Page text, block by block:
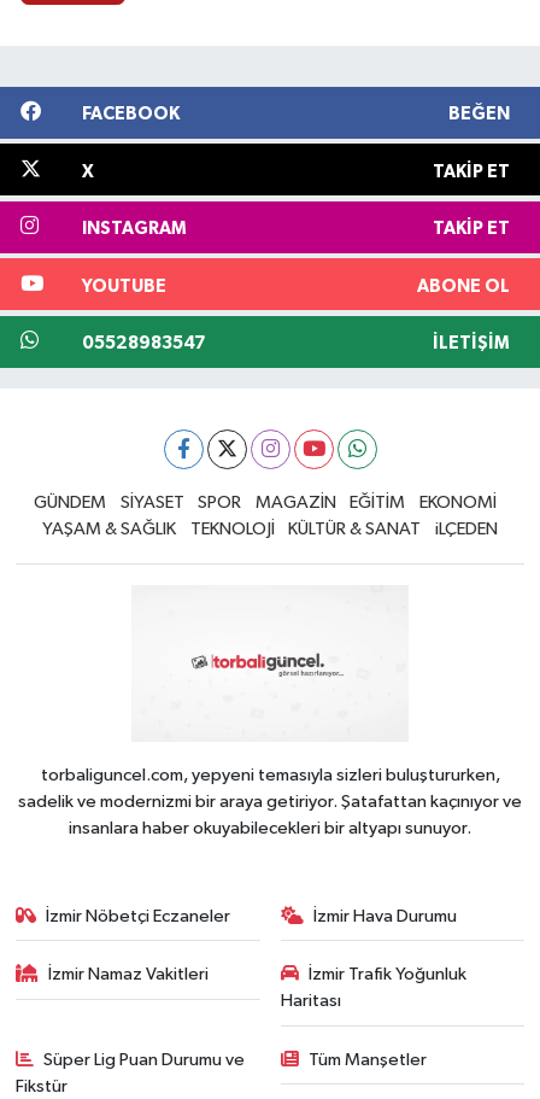
FACEBOOK BEĞEN
X TAKIP ET
INSTAGRAM TAKIP ET
YOUTUBE ABONE OL
05528983547 İLETIŞIM
GÜNDEM SİYASET SPOR MAGAZİN EĞİTİM
EKONOMİ
YAŞAM & SAĞLIK
TEKNOLOJİ KÜLTÜR & SANAT iLÇEDEN
torbaliguncel.com, yepyeni temasıyla sizleri buluştururken,
sadelik ve modernizmi bir araya getiriyor. Şatafattan kaçınıyor ve
insanlara haber okuyabilecekleri bir altyapı sunuyor.
İzmir Nöbetçi Eczaneler İzmir Hava Durumu
İzmir Namaz Vakitleri
İzmir Trafik Yoğunluk
Haritası
Süper Lig Puan Durumu ve
Fikstür
Tüm Manşetler